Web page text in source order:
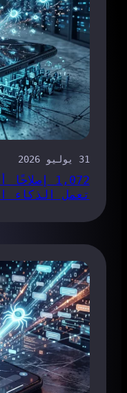
31 يوليو 2026
1,072
تعمل الذكاء
«كروم»